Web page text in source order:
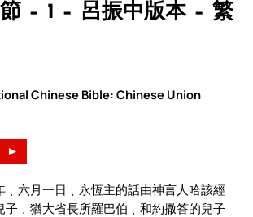
– 1 – 呂振中版本 – 繁
Chinese Bible: Chinese Union
►
﹑六月一日﹑永恆主的話由神言人哈該經
子﹑猶大省長所羅巴伯﹑和約撒答的兒子